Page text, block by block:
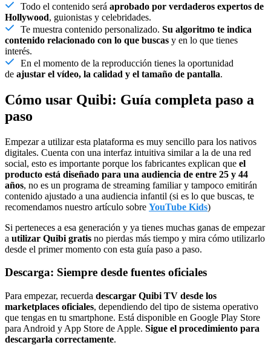
Todo el contenido será aprobado por verdaderos expertos de
Hollywood, guionistas y celebridades.
Te muestra contenido personalizado. Su algoritmo te indica
contenido relacionado con lo que buscas y en lo que tienes
interés.
En el momento de la reproducción tienes la oportunidad
de ajustar el vídeo, la calidad y el tamaño de pantalla.
Cómo usar Quibi: Guía completa paso a
paso
Empezar a utilizar esta plataforma es muy sencillo para los nativos
digitales. Cuenta con una interfaz intuitiva similar a la de una red
social, esto es importante porque los fabricantes explican que el
producto está diseñado para una audiencia de entre 25 y 44
años, no es un programa de streaming familiar y tampoco emitirán
contenido ajustado a una audiencia infantil (si es lo que buscas, te
recomendamos nuestro artículo sobre YouTube Kids)
Si perteneces a esa generación y ya tienes muchas ganas de empezar
a utilizar Quibi gratis no pierdas más tiempo y mira cómo utilizarlo
desde el primer momento con esta guía paso a paso.
Descarga: Siempre desde fuentes oficiales
Para empezar, recuerda descargar Quibi TV desde los
marketplaces oficiales, dependiendo del tipo de sistema operativo
que tengas en tu smartphone. Está disponible en Google Play Store
para Android y App Store de Apple. Sigue el procedimiento para
descargarla correctamente.